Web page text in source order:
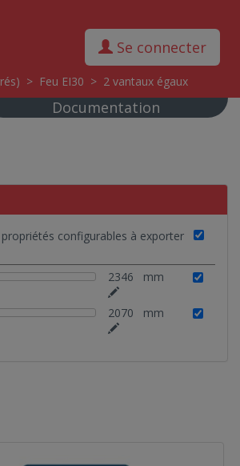
Se connecter
> Feu EI30 > 2 vantaux égaux
Documentation
propriétés configurables à exporter
2346 mm
2070 mm